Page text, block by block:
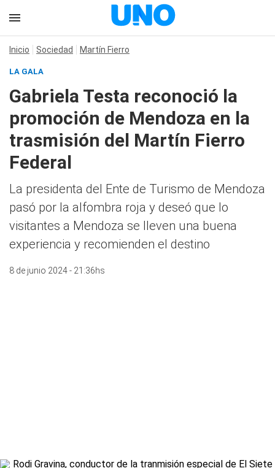
Inicio Sociedad Martín Fierro
LA GALA
Gabriela Testa reconoció la
promoción de Mendoza en la
trasmisión del Martín Fierro
Federal
La presidenta del Ente de Turismo de Mendoza
pasó por la alfombra roja y deseó que lo
visitantes a Mendoza se lleven una buena
experiencia y recomienden el destino
8 de junio 2024 - 21:36hs